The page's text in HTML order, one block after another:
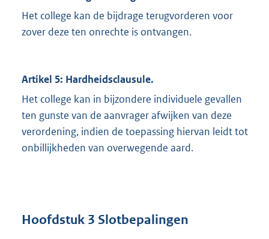
Het college kan de bijdrage terugvorderen voor
zover deze ten onrechte is ontvangen.
Artikel 5: Hardheidsclausule.
Het college kan in bijzondere individuele gevallen
ten gunste van de aanvrager afwijken van deze
verordening, indien de toepassing hiervan leidt tot
onbillijkheden van overwegende aard.
Hoofdstuk 3 Slotbepalingen